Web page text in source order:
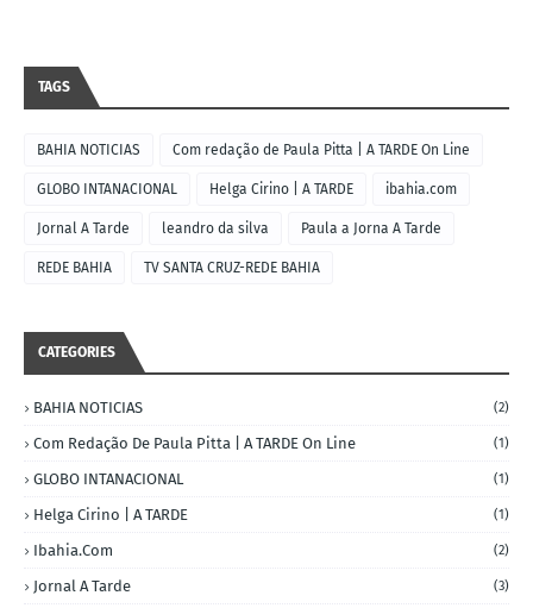
TAGS
BAHIA NOTICIAS Com redação de Paula Pitta | A TARDE On Line
GLOBO INTANACIONAL Helga Cirino | A TARDE ibahia.com
Jornal A Tarde leandro da silva Paula a Jorna A Tarde
REDE BAHIA TV SANTA CRUZ-REDE BAHIA
CATEGORIES
BAHIA NOTICIAS (2)
Com Redação De Paula Pitta | A TARDE On Line (1)
GLOBO INTANACIONAL (1)
Helga Cirino | A TARDE (1)
Ibahia.com (2)
Jornal A Tarde (3)